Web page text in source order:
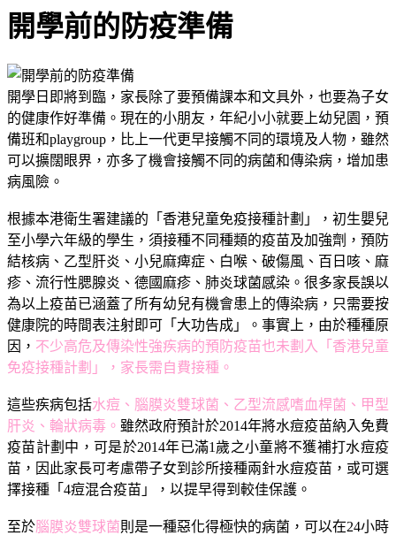
開學前的防疫準備
開學日即將到臨，家長除了要預備課本和文具外，也要為子女
的健康作好準備。現在的小朋友，年紀小小就要上幼兒園，預
備班和playgroup，比上一代更早接觸不同的環境及人物，雖然
可以擴闊眼界，亦多了機會接觸不同的病菌和傳染病，增加患
病風險。
根據本港衛生署建議的「香港兒童免疫接種計劃」，初生嬰兒
至小學六年級的學生，須接種不同種類的疫苗及加強劑，預防
結核病、乙型肝炎、小兒麻痺症、白喉、破傷風、百日咳、麻
疹、流行性腮腺炎、德國麻疹、肺炎球菌感染。很多家長誤以
為以上疫苗已涵蓋了所有幼兒有機會患上的傳染病，只需要按
健康院的時間表注射即可「大功告成」。事實上，由於種種原
因， 不少高危及傳染性強疾病的預防疫苗也未劃入「香港兒童
免疫接種計劃」，家長需自費接種。
這些疾病包括水痘、腦膜炎雙球菌、乙型流感嗜血桿菌、甲型
肝炎、輪狀病毒。 雖然政府預計於2014年將水痘疫苗納入免費
疫苗計劃中，可是於2014年已滿1歲之小童將不獲補打水痘疫
苗，因此家長可考慮帶子女到診所接種兩針水痘疫苗，或可選
擇接種「4痘混合疫苗」，以提早得到較佳保護。
至於腦膜炎雙球菌則是一種惡化得極快的病菌，可以在24小時